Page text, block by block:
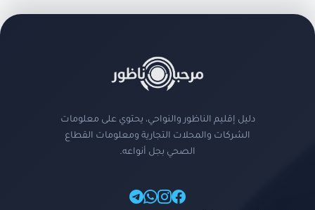
دليل إقليم الناظور والنواحي، يحتوي على معلومات
الشركات والمحلات التجارية ومعلومات القطاع
الصحي بجل أنواعه.